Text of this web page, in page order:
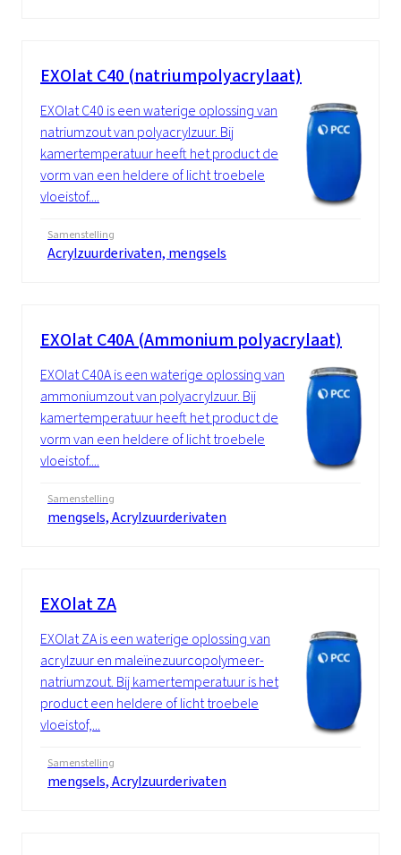
EXOlat C40 (natriumpolyacrylaat)
EXOlat C40 is een waterige oplossing van
natriumzout van polyacrylzuur. Bij
kamertemperatuur heeft het product de
vorm van een heldere of licht troebele
vloeistof....
Samenstelling
Acrylzuurderivaten, mengsels
EXOlat C40A (Ammonium polyacrylaat)
EXOlat C40A is een waterige oplossing van
ammoniumzout van polyacrylzuur. Bij
kamertemperatuur heeft het product de
vorm van een heldere of licht troebele
vloeistof....
Samenstelling
mengsels, Acrylzuurderivaten
EXOlat ZA
EXOlat ZA is een waterige oplossing van
acrylzuur en maleïnezuurcopolymeer-
natriumzout. Bij kamertemperatuur is het
product een heldere of licht troebele
vloeistof,...
Samenstelling
mengsels, Acrylzuurderivaten